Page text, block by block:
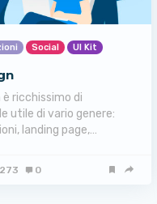
Social UI Kit
è ricchissimo di
utile di vario genere:
landing page,…
0